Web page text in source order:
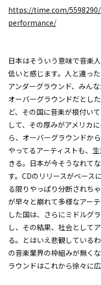
https://time.com/
performance/
日本はそういう意味で音楽
低いと感じます。人と違っ
アンダーグラウンド、みん
オーバーグラウンドだとし
ど、その国に音楽が根付い
して、その厚みがアメリカ
ら、オーバーグラウンドか
やってるアーティストも、
きる。日本が今そうなれて
す。CDのリリースがベース
る限りやっぱり分断されち
が早々と崩れて多様なアー
した国は、さらにミドルグ
し、その結果、社会として
る。とはいえ悲観している
の音楽業界の枠組みが無く
ラウンドはこれから徐々に